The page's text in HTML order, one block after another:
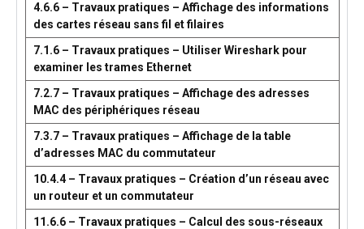
4.6.6 – Travaux pratiques – Affichage des informations
des cartes réseau sans fil et filaires
7.1.6 – Travaux pratiques – Utiliser Wireshark pour
examiner les trames Ethernet
7.2.7 – Travaux pratiques – Affichage des adresses
MAC des périphériques réseau
7.3.7 – Travaux pratiques – Affichage de la table
d’adresses MAC du commutateur
10.4.4 – Travaux pratiques – Création d’un réseau avec
un routeur et un commutateur
11.6.6 – Travaux pratiques – Calcul des sous-réseaux